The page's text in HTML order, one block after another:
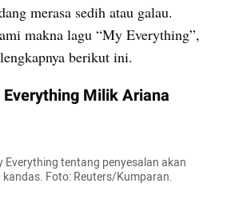
merasa sedih atau galau.
makna lagu “My Everything”,
berikut ini.
Milik Ariana
Everything tentang penyesalan akan
Foto: Reuters/Kumparan.